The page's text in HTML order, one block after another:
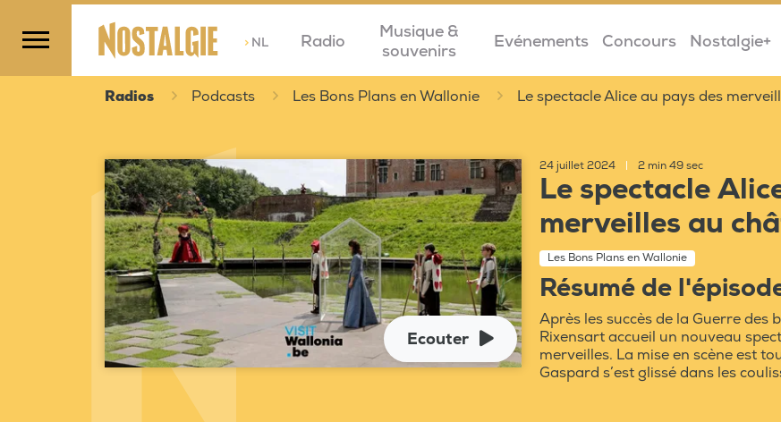
>NL Radio
Musique &
souvenirs
Evénements Concours Nostalgie+
Radios Podcasts Les Bons Plans en Wallonie Le spectacle Alice au pays des
Ecouter
24 juillet 2024 2 min 49 sec
Le spectacle
merveilles au
Les Bons Plans en Wallonie
Résumé de
Après les succès de la Guerre des
Rixensart accueil un nouveau
merveilles. La mise en scène est
Gaspard s’est glissé dans les